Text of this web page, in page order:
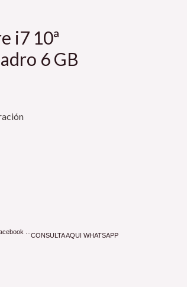
i7 10ª
6 GB
CONSULTA AQUI WHATSAPP